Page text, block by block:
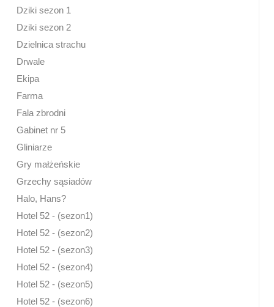
Dziki sezon 1
Dziki sezon 2
Dzielnica strachu
Drwale
Ekipa
Farma
Fala zbrodni
Gabinet nr 5
Gliniarze
Gry małżeńskie
Grzechy sąsiadów
Halo, Hans?
Hotel 52 - (sezon1)
Hotel 52 - (sezon2)
Hotel 52 - (sezon3)
Hotel 52 - (sezon4)
Hotel 52 - (sezon5)
Hotel 52 - (sezon6)